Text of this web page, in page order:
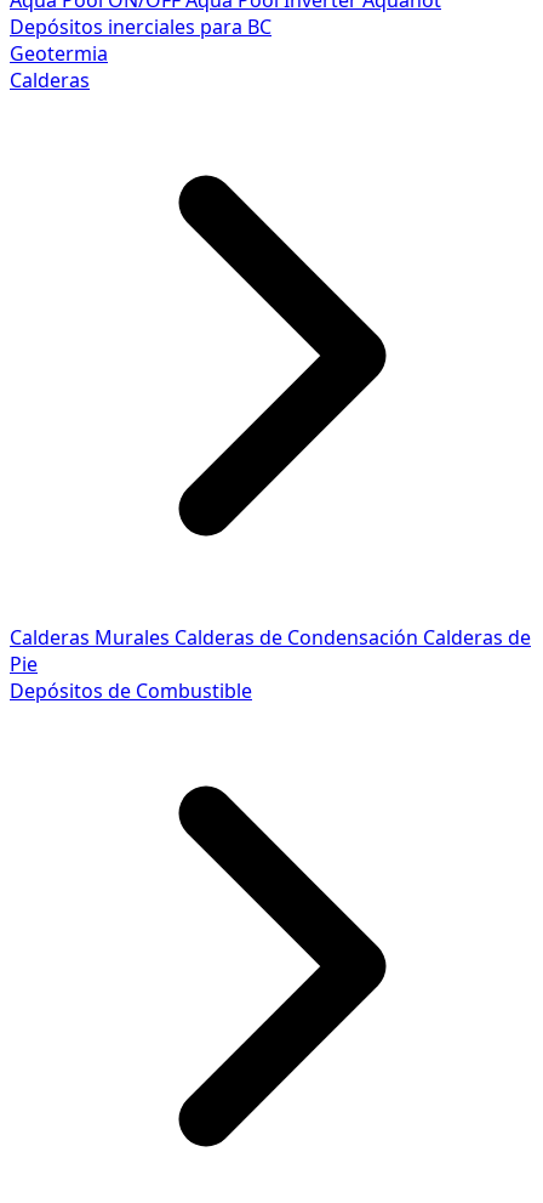
Depósitos inerciales para BC
Geotermia
Calderas
Calderas Murales Calderas de Condensación Calderas de
Pie
Depósitos de Combustible